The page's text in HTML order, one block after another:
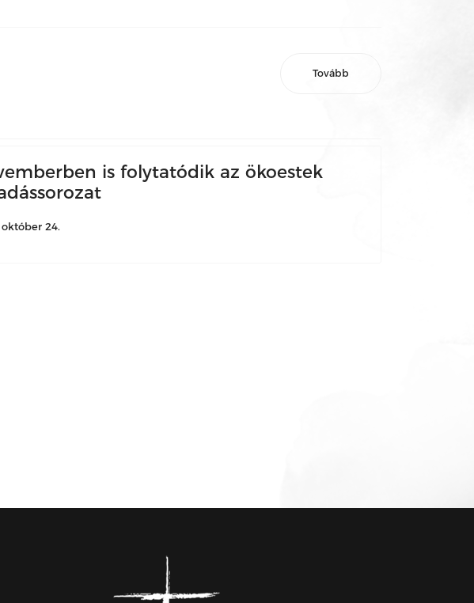
Tovább
is folytatódik az ökoestek
24.